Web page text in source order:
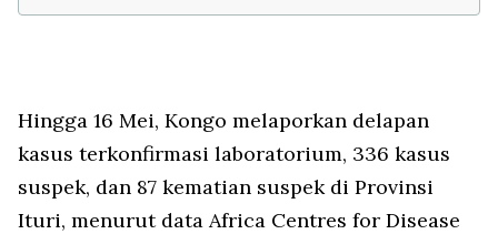
Hingga 16 Mei, Kongo melaporkan delapan
kasus terkonfirmasi laboratorium, 336 kasus
suspek, dan 87 kematian suspek di Provinsi
Ituri, menurut data Africa Centres for Disease